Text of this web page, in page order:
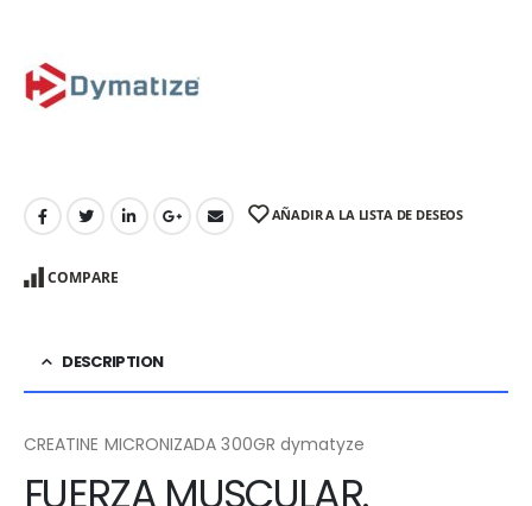
AÑADIR A LA LISTA DE DESEOS
COMPARE
DESCRIPTION
CREATINE MICRONIZADA 300GR dymatyze
FUERZA MUSCULAR.